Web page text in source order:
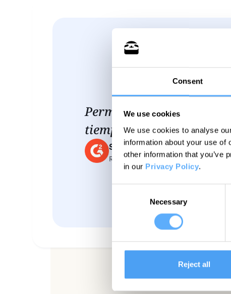
Consent
We use cookies
We use cookies to analyse
information about your use of
other information that you’ve
in our Privacy Policy.
Necessary
Reject all
Permite a los PMs
tiempo en cada proyecto.
Stefano C.
Reseña de usuario verificado de G2